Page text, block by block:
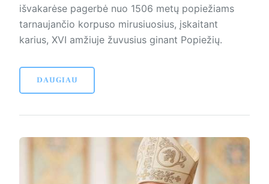
išvakarėse pagerbė nuo 1506 metų popiežiams
tarnaujančio korpuso mirusiuosius, įskaitant
karius, XVI amžiuje žuvusius ginant Popiežių.
DAUGIAU